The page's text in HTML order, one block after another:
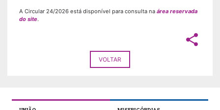
A Circular 24/2026 está disponível para consulta na área reservada
do site.
share
VOLTAR